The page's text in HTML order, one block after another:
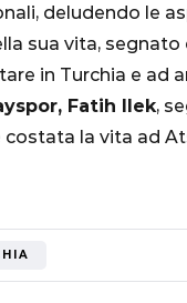
deludendo le
sua vita,
in Turchia e ad
Fatih Ilek,
costata la vita ad